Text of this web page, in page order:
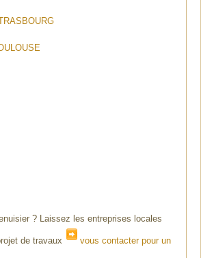
? Laissez les entreprises locales
de travaux
vous contacter pour un